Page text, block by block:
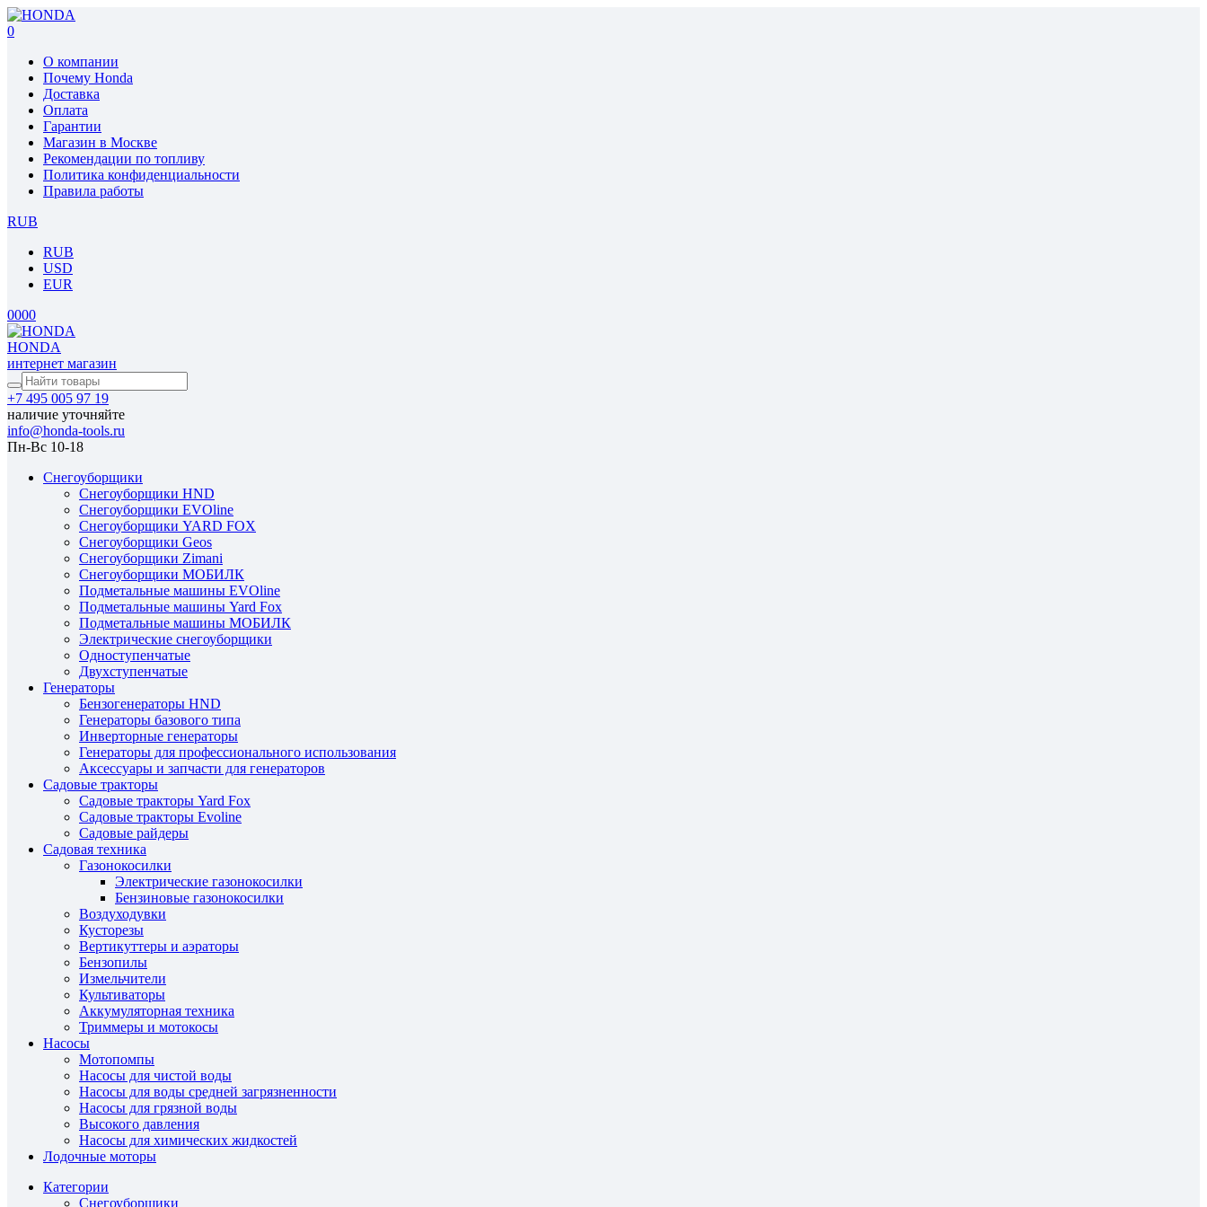
0
О компании
Почему Honda
Доставка
Оплата
Гарантии
Магазин в Москве
Рекомендации по топливу
Политика конфиденциальности
Правила работы
RUB
RUB
USD
EUR
0000
HONDA
интернет магазин
+7 495 005 97 19
наличие уточняйте
info@honda-tools.ru
Пн-Вс 10-18
Снегоуборщики
Снегоуборщики HND
Снегоуборщики EVOline
Снегоуборщики YARD FOX
Снегоуборщики Geos
Снегоуборщики Zimani
Снегоуборщики МОБИЛК
Подметальные машины EVOline
Подметальные машины Yard Fox
Подметальные машины МОБИЛК
Электрические снегоуборщики
Одноступенчатые
Двухступенчатые
Генераторы
Бензогенераторы HND
Генераторы базового типа
Инверторные генераторы
Генераторы для профессионального использования
Аксессуары и запчасти для генераторов
Садовые тракторы
Садовые тракторы Yard Fox
Садовые тракторы Evoline
Садовые райдеры
Садовая техника
Газонокосилки
Электрические газонокосилки
Бензиновые газонокосилки
Воздуходувки
Кусторезы
Вертикуттеры и аэраторы
Бензопилы
Измельчители
Культиваторы
Аккумуляторная техника
Триммеры и мотокосы
Насосы
Мотопомпы
Насосы для чистой воды
Насосы для воды средней загрязненности
Насосы для грязной воды
Высокого давления
Насосы для химических жидкостей
Лодочные моторы
Категории
Снегоуборщики